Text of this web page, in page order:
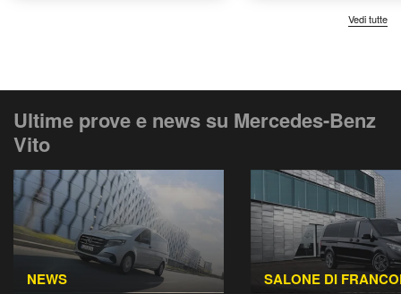
Vedi tutte
Ultime prove e news su Mercedes-Benz
Vito
NEWS SALONE DI